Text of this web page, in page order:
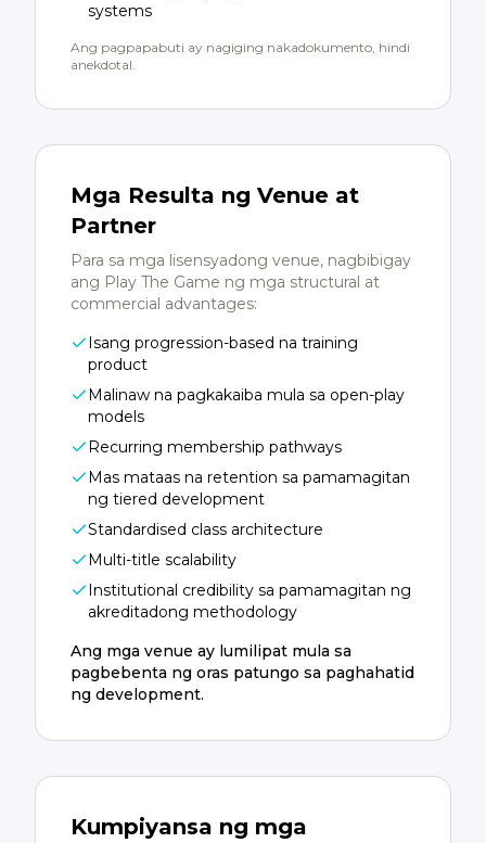
systems
Ang pagpapabuti ay nagiging nakadokumento, hindi
anekdotal.
Mga Resulta ng Venue at
Partner
Para sa mga lisensyadong venue, nagbibigay
ang Play The Game ng mga structural at
commercial advantages:
Isang progression-based na training
product
Malinaw na pagkakaiba mula sa open-play
models
Recurring membership pathways
Mas mataas na retention sa pamamagitan
ng tiered development
Standardised class architecture
Multi-title scalability
Institutional credibility sa pamamagitan ng
akreditadong methodology
Ang mga venue ay lumilipat mula sa
pagbebenta ng oras patungo sa paghahatid
ng development.
Kumpiyansa ng mga